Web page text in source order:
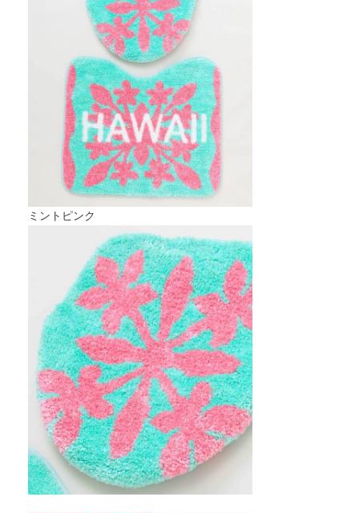
ミントピンク